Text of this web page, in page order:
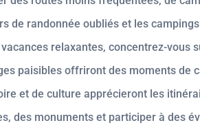
de randonnée oubliés et les
relaxantes, concentrez-
paisibles offriront des moments de
et de culture apprécieront les
des monuments et participer à des